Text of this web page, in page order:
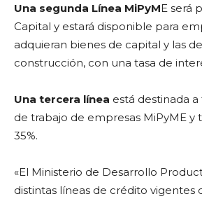
Una segunda Línea MiPyME será
Capital y estará disponible para
adquieran bienes de capital y las
construcción, con una tasa de
Una tercera línea está destinada
de trabajo de empresas MiPyME y
35%.
«El Ministerio de Desarrollo
distintas líneas de crédito vigentes